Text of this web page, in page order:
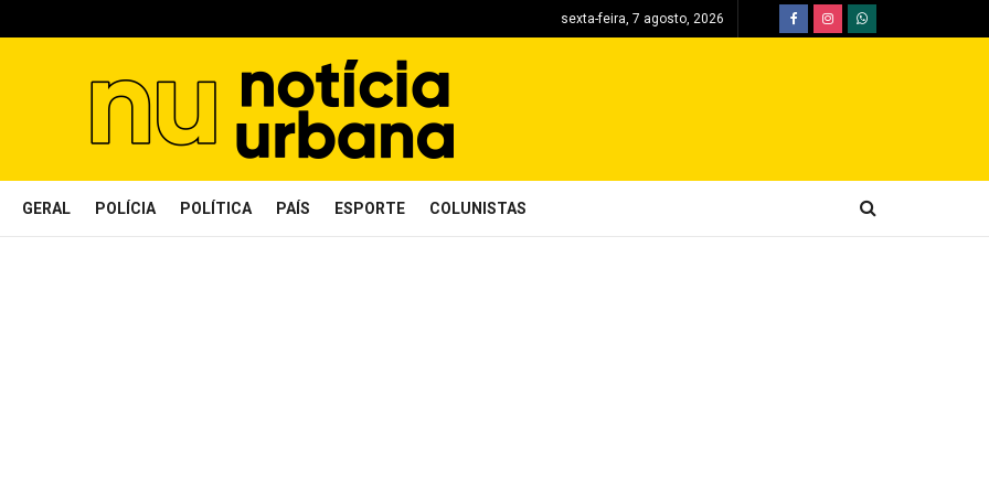
sexta-feira, 7 agosto, 2026
GERAL POLÍCIA POLÍTICA PAÍS ESPORTE COLUNISTAS